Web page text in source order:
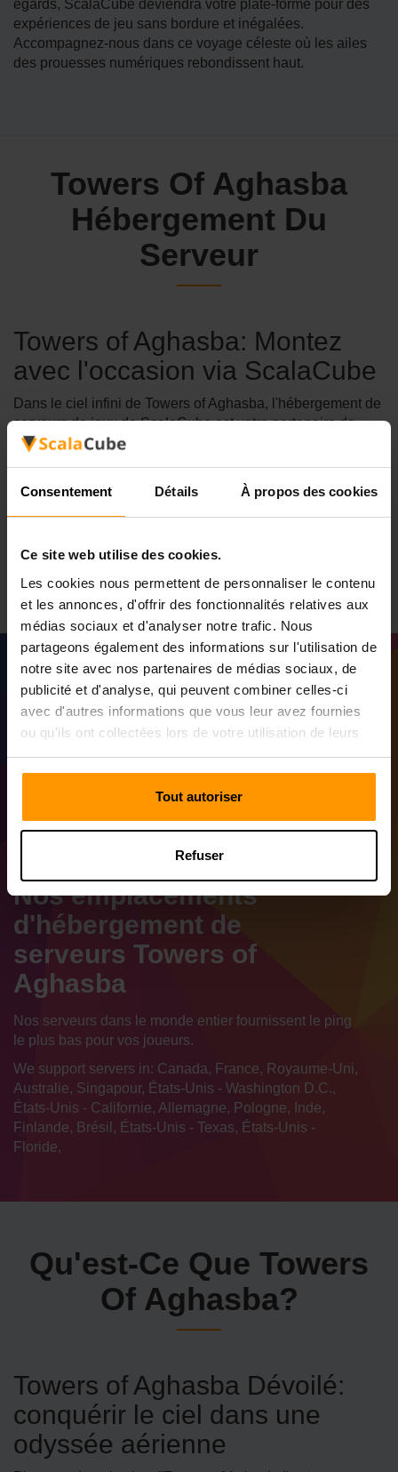
Consentement Détails À propos des cookies
Ce site web utilise des cookies.
Les cookies nous permettent de personnaliser le contenu
et les annonces, d'offrir des fonctionnalités relatives aux
médias sociaux et d'analyser notre trafic. Nous
partageons également des informations sur l'utilisation de
notre site avec nos partenaires de médias sociaux, de
publicité et d'analyse, qui peuvent combiner celles-ci
avec d'autres informations que vous leur avez fournies
ou qu'ils ont collectées lors de votre utilisation de leurs
services.
Tout autoriser
Refuser
égards, ScalaCube deviendra votre plate-forme pour des
expériences de jeu sans bordure et inégalées.
Accompagnez-nous dans ce voyage céleste où les ailes
des prouesses numériques rebondissent haut.
Towers Of Aghasba
Hébergement Du
Serveur
Towers of Aghasba: Montez
avec l'occasion via ScalaCube
Dans le ciel infini de Towers of Aghasba, l'hébergement de
serveurs de jeux de ScalaCube est votre partenaire de
confiance qui garantira un jeu sans décalage, stable et
robuste entre en jeu dans des paysages aériens où
littéralement divisé les décisions de deuxième seconde
pour diviser la vie et la mort. Avec ScalaCube, montez à
assister à de puissants aspirations de jeu.
Nos emplacements
d'hébergement de
serveurs Towers of
Aghasba
Nos serveurs dans le monde entier fournissent le ping
le plus bas pour vos joueurs.
We support servers in: Canada, France, Royaume-Uni,
Australie, Singapour, États-Unis - Washington D.C.,
États-Unis - Californie, Allemagne, Pologne, Inde,
Finlande, Brésil, États-Unis - Texas, États-Unis -
Floride,
Qu'est-Ce Que Towers
Of Aghasba?
Towers of Aghasba Dévoilé:
conquérir le ciel dans une
odyssée aérienne